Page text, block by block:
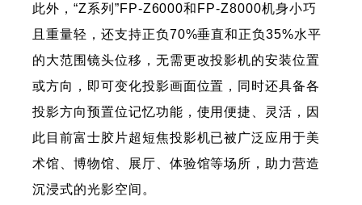
此外，“Z系列”FP-Z6000和FP-Z8000机身小巧
且重量轻，还支持正负70%垂直和正负35%水平
的大范围镜头位移，无需更改投影机的安装位置
或方向，即可变化投影画面位置，同时还具备各
投影方向预置位记忆功能，使用便捷、灵活，因
此目前富士胶片超短焦投影机已被广泛应用于美
术馆、博物馆、展厅、体验馆等场所，助力营造
沉浸式的光影空间。